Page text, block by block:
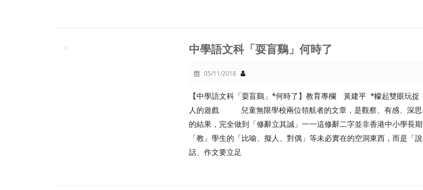
中學語文科「耍盲鷄」何時了
05/11/2018
【中學語文科「耍盲鷄」*何時了】教育專欄 黃建平 *幪起雙眼玩捉
人的遊戲 兒童無限學校兩位領航者的文章，是觀察、有感、深思
的結果，完全做到「修辭立其誠」一一這修辭二字並非香港中小學長期
「教」學生的「比喻、擬人、對偶」等未必實在的空洞東西，而是「說
話、作文要立足